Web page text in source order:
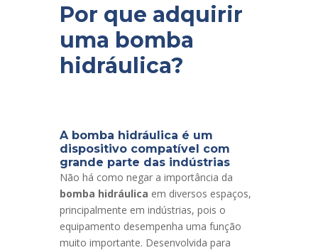
Por que adquirir
uma bomba
hidráulica?
A bomba hidráulica é um
dispositivo compatível com
grande parte das indústrias
Não há como negar a importância da
bomba hidráulica em diversos espaços,
principalmente em indústrias, pois o
equipamento desempenha uma função
muito importante. Desenvolvida para